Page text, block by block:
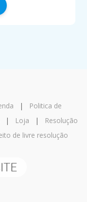
|
Politica de
| Loja |
Resolução
de livre resolução